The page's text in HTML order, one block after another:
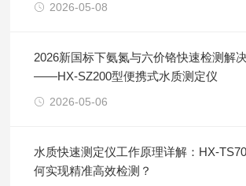
2026-05-08
2026新国标下氨氮与六价铬快速检测解
——HX-SZ200型便携式水质测定仪
2026-05-06
水质快速测定仪工作原理详解：HX-
何实现精准高效检测？